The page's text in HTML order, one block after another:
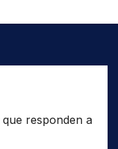
que responden a